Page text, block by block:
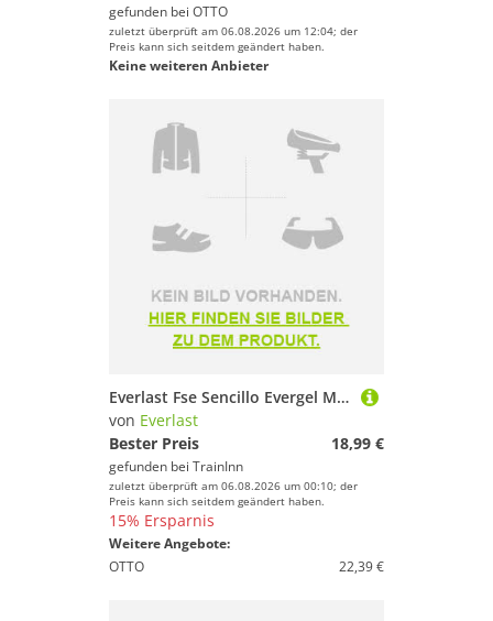
gefunden bei OTTO
zuletzt überprüft am 06.08.2026 um 12:04; der
Preis kann sich seitdem geändert haben.
Keine weiteren Anbieter
Everlast Fse Sencillo Evergel Mouthguard Blau
von Everlast
Bester Preis
18,99 €
gefunden bei TrainInn
zuletzt überprüft am 06.08.2026 um 00:10; der
Preis kann sich seitdem geändert haben.
15% Ersparnis
Weitere Angebote:
OTTO
22,39 €